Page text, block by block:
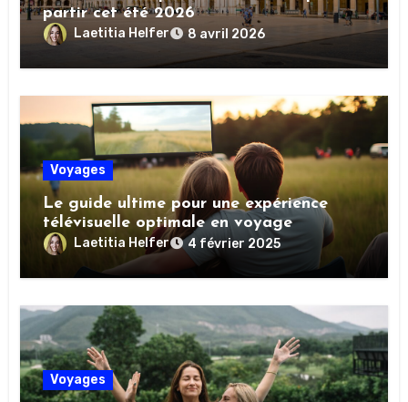
partir cet été 2026
Laetitia Helfer 8 avril 2026
Voyages
Le guide ultime pour une expérience
télévisuelle optimale en voyage
Laetitia Helfer 4 février 2025
Voyages